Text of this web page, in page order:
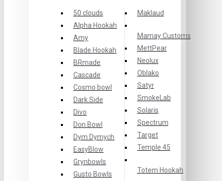
50 clouds
Alpha Hookah
Amy
Blade Hookah
BRmade
Cascade
Cosmo bowl
Dark Side
Divo
Don Bowl
Dym Dymych
EasyBlow
Grynbowls
Gusto Bowls
Maklaud
Mamay Customs
MettPear
Neolux
Oblako
Satyr
SmokeLab
Solaris
Spectrum
Target
Temple 45
Totem Hookah